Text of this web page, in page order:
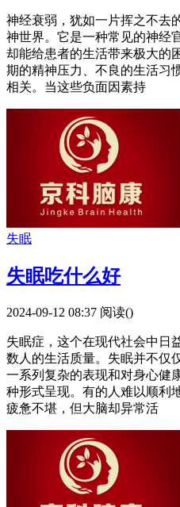
神经衰弱，犹如一片挥之不去
神世界。它是一种常见的神经
却能给患者的生活带来极大的
期的精神压力、不良的生活习
相关。当这些负面因素持
失眠
失眠吃什么好
2024-09-12 08:37 阅读()
失眠症，这个在现代社会中日
数人的生活质量。失眠并不仅
一系列复杂的表现和对身心健
种形式呈现。有的人难以顺利
疲惫不堪，但大脑却异常活